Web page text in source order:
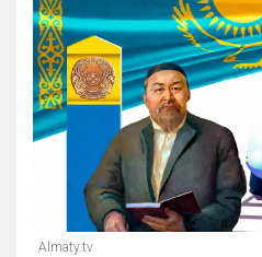
Almaty.tv